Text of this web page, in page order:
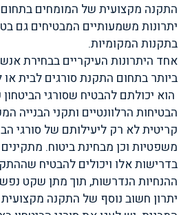
התקנה מקצועית של המומחים
יתרונות משמעותיים המבטיחים גם
בתקנות המקומיות.
אחד היתרונות העיקריים בבחירת
ביותר בתחום התקנת סורגים לבית
הוא יכולתם להבטיח שסורגי
הבטיחות הרלוונטיים ותקני הבנייה
קריטית לא רק ליעילותם של סורגי
משפטיות וכן מבחינת ביטוח.
בדרישות אלו ויכולים להבטיח
ההנחיות הנדרשות, תוך מתן שקט
יתרון חשוב נוסף של התקנה